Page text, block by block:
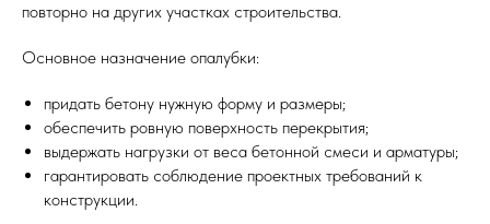
повторно на других участках строительства.
Основное назначение опалубки:
придать бетону нужную форму и размеры;
обеспечить ровную поверхность перекрытия;
выдержать нагрузки от веса бетонной смеси и арматуры;
гарантировать соблюдение проектных требований к
конструкции.